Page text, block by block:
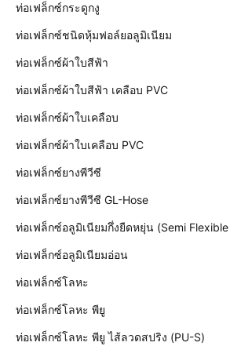
ท่อเฟล็กซ์กระดูกงู
ท่อเฟล็กซ์ชนิดหุ้มฟอล์ยอลูมิเนียม
ท่อเฟล็กซ์ผ้าใบสีฟ้า
ท่อเฟล็กซ์ผ้าใบสีฟ้า เคลือบ PVC
ท่อเฟล็กซ์ผ้าใบเคลือบ
ท่อเฟล็กซ์ผ้าใบเคลือบ PVC
ท่อเฟล็กซ์ยางพีวีซี
ท่อเฟล็กซ์ยางพีวีซี GL-Hose
ท่อเฟล็กซ์อลูมิเนียมกึ่งยืดหยุ่น (Semi
ท่อเฟล็กซ์อลูมิเนียมอ่อน
ท่อเฟล็กซ์โลหะ
ท่อเฟล็กซ์โลหะ พียู
ท่อเฟล็กซ์โลหะ พียู ไส้ลวดสปริง (PU-S)